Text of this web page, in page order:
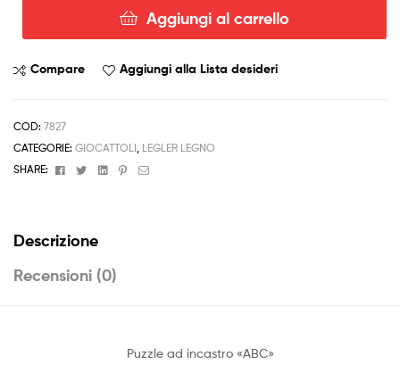
Incastro
per
Bimbi
quantità
Aggiungi al carrello
Compare Aggiungi alla Lista desideri
COD: 7827
CATEGORIE: GIOCATTOLI, LEGLER LEGNO
SHARE:
FacebookTwitterLinkedinPinterest
Email
Descrizione
Recensioni (0)
Puzzle ad incastro «ABC»